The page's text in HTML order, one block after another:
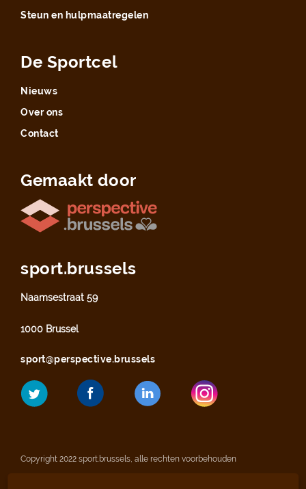
Steun en hulpmaatregelen
De Sportcel
Nieuws
Over ons
Contact
Gemaakt door
sport.brussels
Naamsestraat 59
1000 Brussel
sport@perspective.brussels
Copyright 2022 sport.brussels, alle rechten voorbehouden